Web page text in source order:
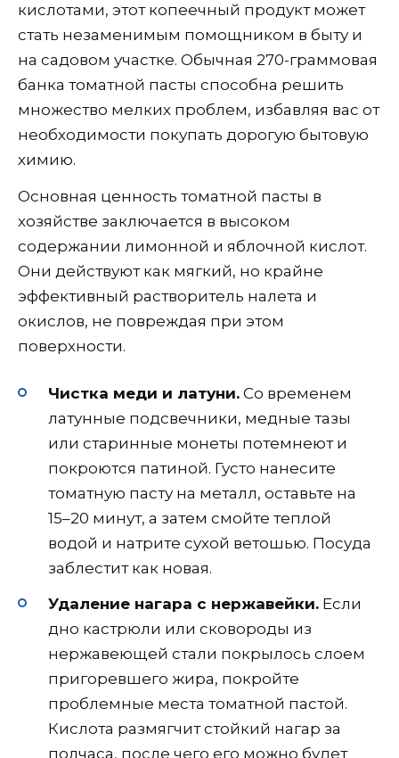
кислотами, этот копеечный продукт может
стать незаменимым помощником в быту и
на садовом участке. Обычная 270-граммовая
банка томатной пасты способна решить
множество мелких проблем, избавляя вас от
необходимости покупать дорогую бытовую
химию.
Основная ценность томатной пасты в
хозяйстве заключается в высоком
содержании лимонной и яблочной кислот.
Они действуют как мягкий, но крайне
эффективный растворитель налета и
окислов, не повреждая при этом
поверхности.
Чистка меди и латуни. Со временем
латунные подсвечники, медные тазы
или старинные монеты потемнеют и
покроются патиной. Густо нанесите
томатную пасту на металл, оставьте на
15–20 минут, а затем смойте теплой
водой и натрите сухой ветошью. Посуда
заблестит как новая.
Удаление нагара с нержавейки. Если
дно кастрюли или сковороды из
нержавеющей стали покрылось слоем
пригоревшего жира, покройте
проблемные места томатной пастой.
Кислота размягчит стойкий нагар за
полчаса, после чего его можно будет